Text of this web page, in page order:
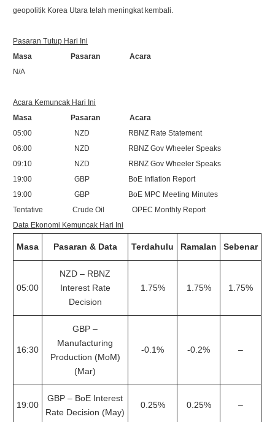
geopolitik Korea Utara telah meningkat kembali.
Pasaran Tutup Hari Ini
Masa Pasaran Acara
N/A
Acara Kemuncak Hari Ini
Masa Pasaran Acara
05:00 NZD RBNZ Rate Statement
06:00 NZD RBNZ Gov Wheeler Speaks
09:10 NZD RBNZ Gov Wheeler Speaks
19:00 GBP BoE Inflation Report
19:00 GBP BoE MPC Meeting Minutes
Tentative Crude Oil OPEC Monthly Report
Data Ekonomi Kemuncak Hari Ini
Masa Pasaran & Data Terdahulu Ramalan Sebenar
05:00
NZD – RBNZ
Interest Rate
Decision
1.75% 1.75% 1.75%
16:30
GBP –
Manufacturing
Production (MoM)
(Mar)
-0.1% -0.2% –
19:00
GBP – BoE Interest
Rate Decision (May)
0.25% 0.25% –